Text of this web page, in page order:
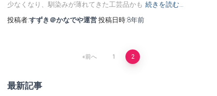
少なくなり、馴染みが薄れてきた工芸品かも 続きを読む…
投稿者:すずき＠かなでや運営投稿日時:8年前
稿
前へ 1 2
最新記事